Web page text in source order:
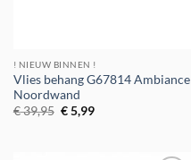
! NIEUW BINNEN !
Vlies behang G67814 Ambiance
Noordwand
€39,95 Oorspronkelijke
prijs
€5,99Huidige